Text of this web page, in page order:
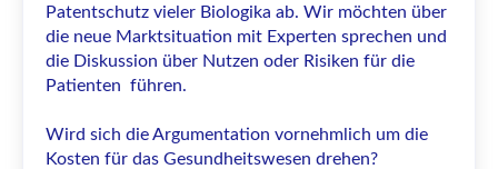
Patentschutz vieler Biologika ab. Wir möchten über
die neue Marktsituation mit Experten sprechen und
die Diskussion über Nutzen oder Risiken für die
Patienten führen.
Wird sich die Argumentation vornehmlich um die
Kosten für das Gesundheitswesen drehen?